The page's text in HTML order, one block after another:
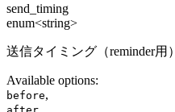
send_timing
enum<string>
送信タイミング（reminder用）
Available options:
before,